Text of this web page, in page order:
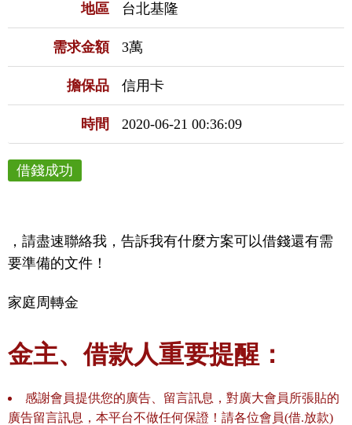
地區 台北基隆
需求金額 3萬
擔保品 信用卡
時間 2020-06-21 00:36:09
借錢成功
，請盡速聯絡我，告訴我有什麼方案可以借錢還有需
要準備的文件！
家庭周轉金
金主、借款人重要提醒：
感謝會員提供您的廣告、留言訊息，對廣大會員所張貼的
廣告留言訊息，本平台不做任何保證！請各位會員(借.放款)